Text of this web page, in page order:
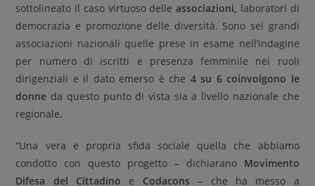
sottolineato il caso virtuoso delleassociazioni, laboratori di
democrazia e promozione delle diversità. Sono sei grandi
associazioni nazionali quelle prese in esame nell’indagine
per numero di iscritti e presenza femminile nei ruoli
dirigenziali e il dato emerso è che 4 su 6 coinvolgono le
donne da questo punto di vista sia a livello nazionale che
regionale.
“Una vera e propria sfida sociale quella che abbiamo
condotto con questo progetto – dichiarano Movimento
Difesa del Cittadino e Codacons – che ha messo a